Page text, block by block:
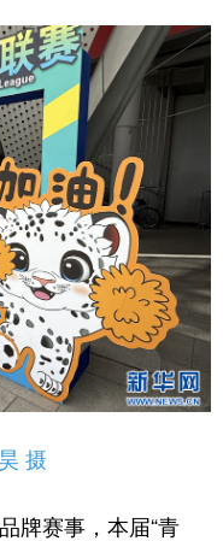
摄
赛事，本届“青